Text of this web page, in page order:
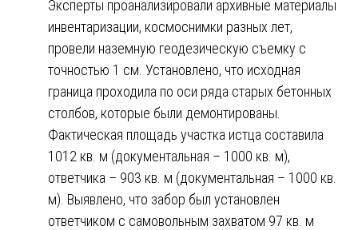
Эксперты проанализировали архивные материалы
инвентаризации, космоснимки разных лет,
провели наземную геодезическую съемку с
точностью 1 см. Установлено, что исходная
граница проходила по оси ряда старых бетонных
столбов, которые были демонтированы.
Фактическая площадь участка истца составила
1012 кв. м (документальная – 1000 кв. м),
ответчика – 903 кв. м (документальная – 1000 кв.
м). Выявлено, что забор был установлен
ответчиком с самовольным захватом 97 кв. м